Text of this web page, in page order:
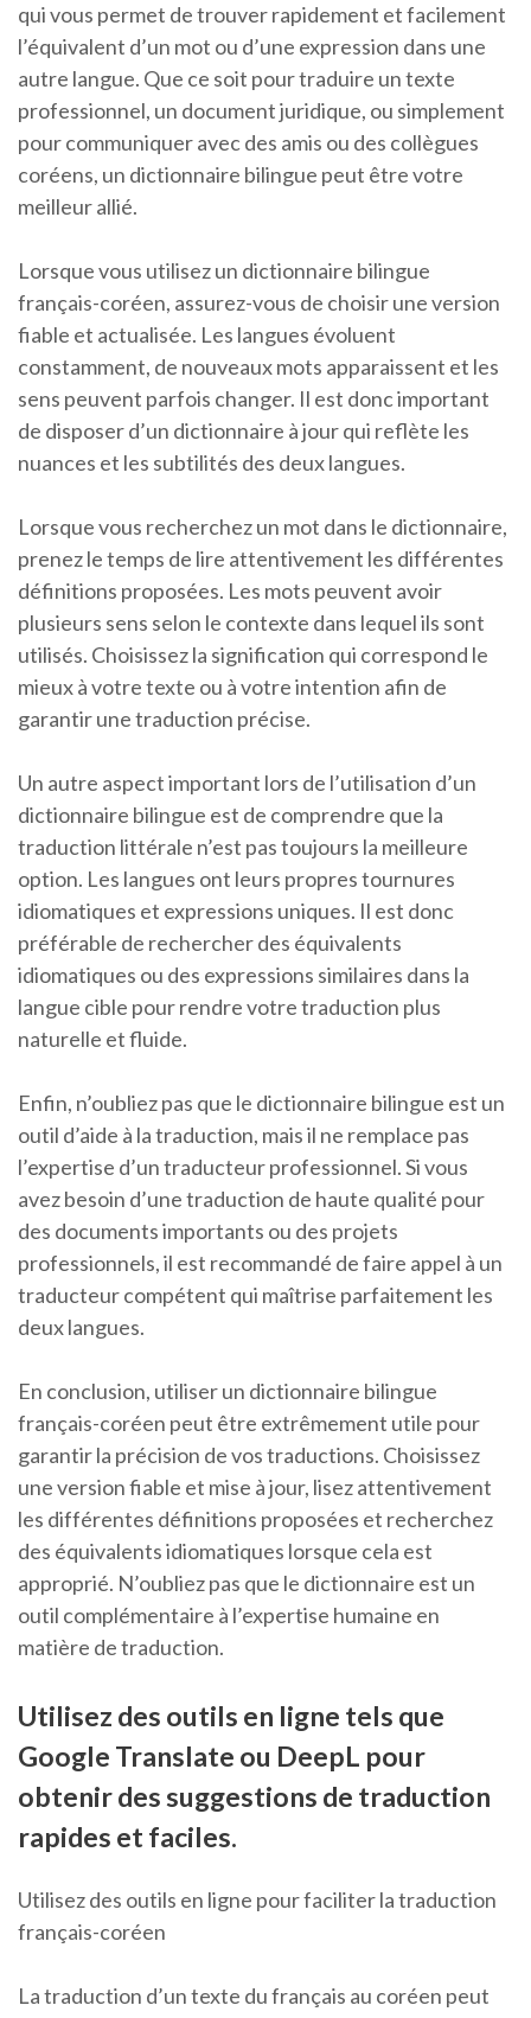
qui vous permet de trouver rapidement et facilement
l’équivalent d’un mot ou d’une expression dans une
autre langue. Que ce soit pour traduire un texte
professionnel, un document juridique, ou simplement
pour communiquer avec des amis ou des collègues
coréens, un dictionnaire bilingue peut être votre
meilleur allié.
Lorsque vous utilisez un dictionnaire bilingue
français-coréen, assurez-vous de choisir une version
fiable et actualisée. Les langues évoluent
constamment, de nouveaux mots apparaissent et les
sens peuvent parfois changer. Il est donc important
de disposer d’un dictionnaire à jour qui reflète les
nuances et les subtilités des deux langues.
Lorsque vous recherchez un mot dans le dictionnaire,
prenez le temps de lire attentivement les différentes
définitions proposées. Les mots peuvent avoir
plusieurs sens selon le contexte dans lequel ils sont
utilisés. Choisissez la signification qui correspond le
mieux à votre texte ou à votre intention afin de
garantir une traduction précise.
Un autre aspect important lors de l’utilisation d’un
dictionnaire bilingue est de comprendre que la
traduction littérale n’est pas toujours la meilleure
option. Les langues ont leurs propres tournures
idiomatiques et expressions uniques. Il est donc
préférable de rechercher des équivalents
idiomatiques ou des expressions similaires dans la
langue cible pour rendre votre traduction plus
naturelle et fluide.
Enfin, n’oubliez pas que le dictionnaire bilingue est un
outil d’aide à la traduction, mais il ne remplace pas
l’expertise d’un traducteur professionnel. Si vous
avez besoin d’une traduction de haute qualité pour
des documents importants ou des projets
professionnels, il est recommandé de faire appel à un
traducteur compétent qui maîtrise parfaitement les
deux langues.
En conclusion, utiliser un dictionnaire bilingue
français-coréen peut être extrêmement utile pour
garantir la précision de vos traductions. Choisissez
une version fiable et mise à jour, lisez attentivement
les différentes définitions proposées et recherchez
des équivalents idiomatiques lorsque cela est
approprié. N’oubliez pas que le dictionnaire est un
outil complémentaire à l’expertise humaine en
matière de traduction.
Utilisez des outils en ligne tels que
Google Translate ou DeepL pour
obtenir des suggestions de traduction
rapides et faciles.
Utilisez des outils en ligne pour faciliter la traduction
français-coréen
La traduction d’un texte du français au coréen peut